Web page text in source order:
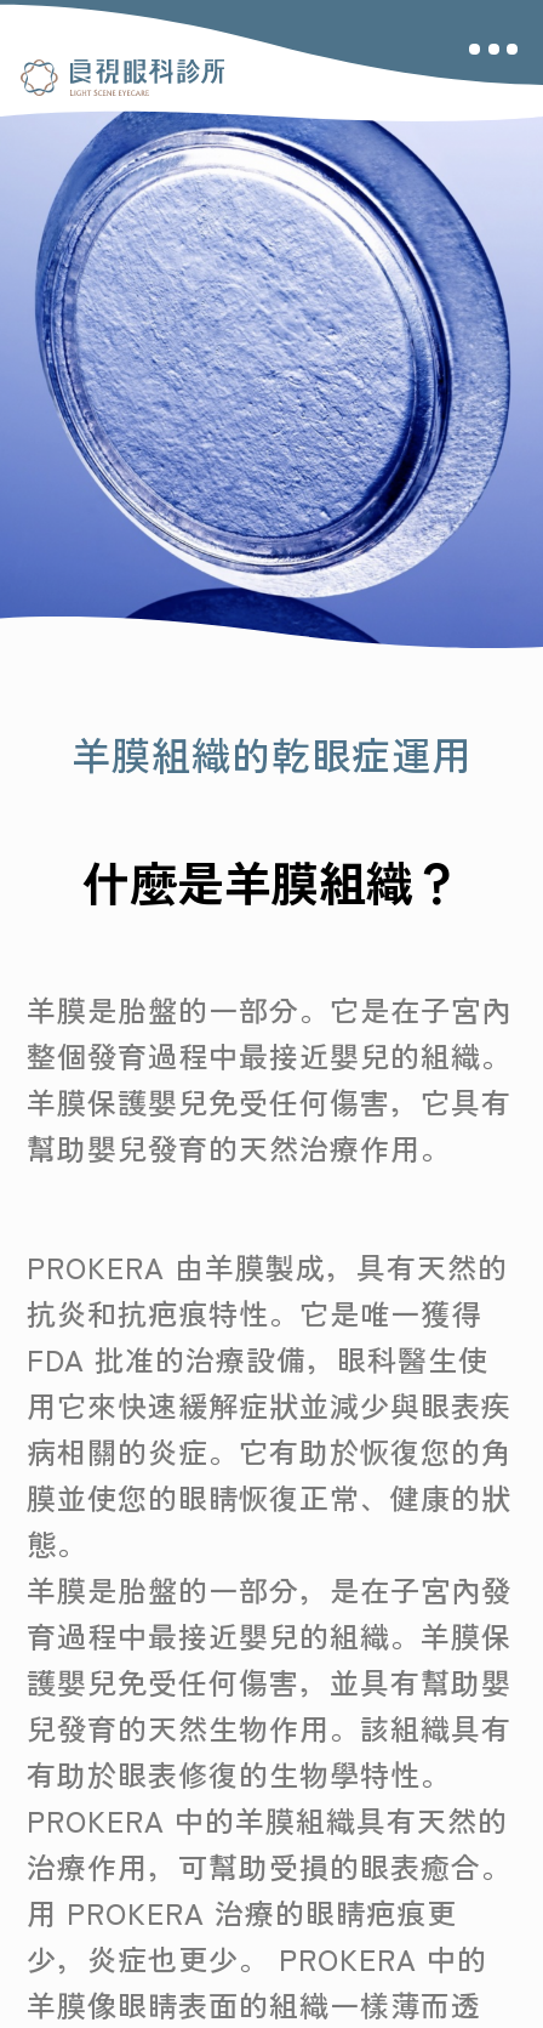
關於良視
眼睛健檢
兒童視力
乾眼治療
近視雷射
老花雷射
知識衛教
羊膜組織的乾眼症運用
什麼是羊膜組織？
羊膜是胎盤的一部分。它是在子宮內
整個發育過程中最接近嬰兒的組織。
羊膜保護嬰兒免受任何傷害，它具有
幫助嬰兒發育的天然治療作用。
PROKERA 由羊膜製成，具有天然的
抗炎和抗疤痕特性。它是唯一獲得
FDA 批准的治療設備，眼科醫生使
用它來快速緩解症狀並減少與眼表疾
病相關的炎症。它有助於恢復您的角
膜並使您的眼睛恢復正常、健康的狀
態。
羊膜是胎盤的一部分，是在子宮內發
育過程中最接近嬰兒的組織。羊膜保
護嬰兒免受任何傷害，並具有幫助嬰
兒發育的天然生物作用。該組織具有
有助於眼表修復的生物學特性。
PROKERA 中的羊膜組織具有天然的
治療作用，可幫助受損的眼表癒合。
用 PROKERA 治療的眼睛疤痕更
少，炎症也更少。 PROKERA 中的
羊膜像眼睛表面的組織一樣薄而透